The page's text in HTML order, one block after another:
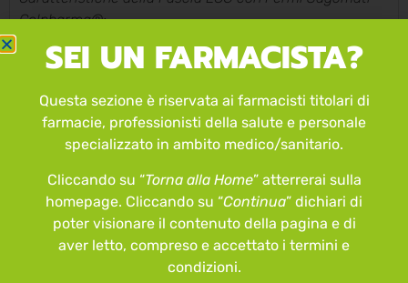
Colpharma®:
UNIVERSALE – utilizzabile con tutti i dispositivi
TAGLIA UNICA – per uomini, donne, bambini da 10
anni in su
ECONOMICAMENTE VANTAGGIOSA – velocizza i
monouso
SEMPLICE E PRATICA –è indolore e si posiziona in
modo semplice e rapido
Con fermi sagomati per l’ancoraggio della fascia
alle braccia. Estendendo le braccia si estende la
SEI UN FARMACISTA?
Questa sezione è riservata ai farmacisti titolari di
farmacie, professionisti della salute e personale
specializzato in ambito medico/sanitario.
Cliccando su “Torna alla Home” atterrerai sulla
homepage. Cliccando su “Continua” dichiari di
poter visionare il contenuto della pagina e di
aver letto, compreso e accettato i termini e
condizioni.